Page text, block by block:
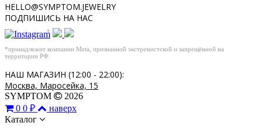
HELLO@SYMPTOM.JEWELRY
ПОДПИШИСЬ НА НАС
*
*принадлежит компании Meta, признанной экстремистской и запрещённой на
территории РФ
НАШ МАГАЗИН (12:00 - 22:00):
Москва, Маросейка, 15
SYMPTOM
2026
0 0 ₽
наверх
Каталог